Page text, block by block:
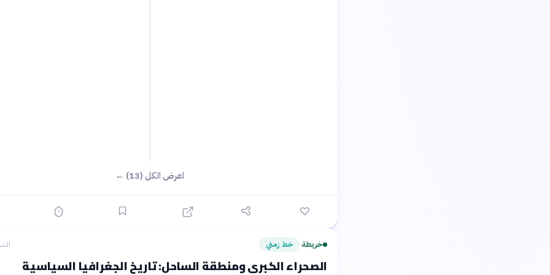
اعرض الكل (13) ←
خريطة› خط زمني
الصحراء الكبرى ومنطقة الساحل: تاريخ الجغرافيا السياسية